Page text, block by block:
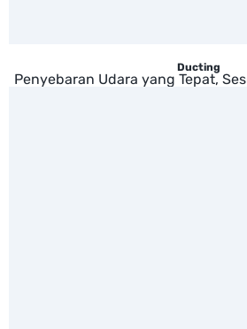
Ducting
Penyebaran Udara yang Tepat,